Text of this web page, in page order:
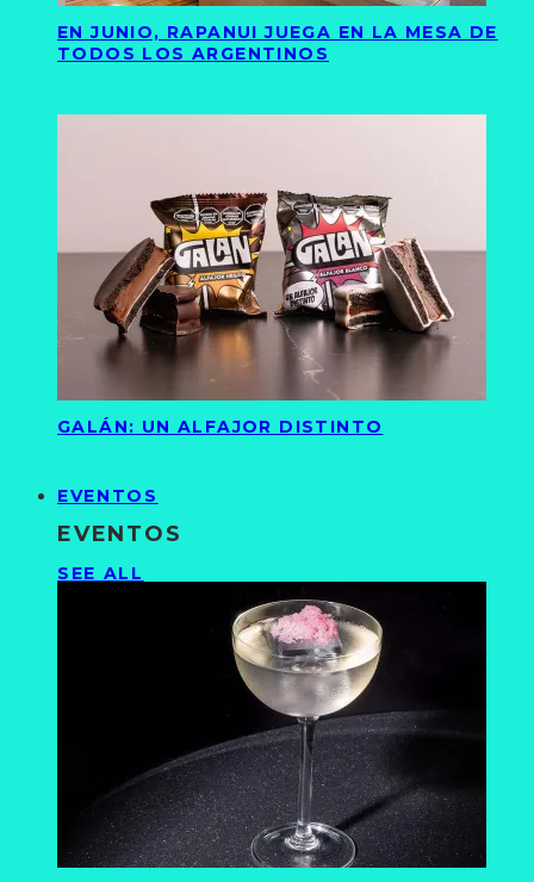
EN JUNIO, RAPANUI JUEGA EN LA MESA DE
TODOS LOS ARGENTINOS
GALÁN: UN ALFAJOR DISTINTO
EVENTOS
EVENTOS
SEE ALL